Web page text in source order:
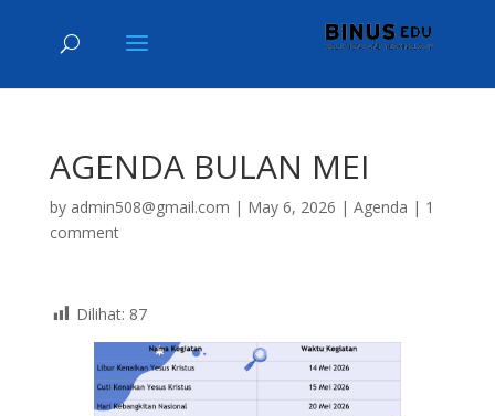
AGENDA BULAN MEI
by admin508@gmail.com | May 6, 2026 | Agenda | 1
comment
Dilihat: 87